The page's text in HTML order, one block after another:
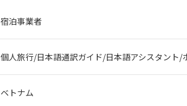
宿泊事業者
個人旅行/日本語通訳ガイド/日本語アシスタント
ベトナム